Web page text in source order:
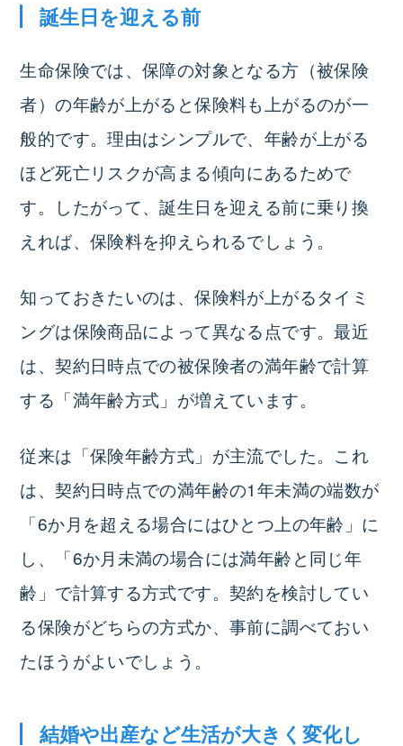
誕生日を迎える前
生命保険では、保障の対象となる方（被保険
者）の年齢が上がると保険料も上がるのが一
般的です。理由はシンプルで、年齢が上がる
ほど死亡リスクが高まる傾向にあるためで
す。したがって、誕生日を迎える前に乗り換
えれば、保険料を抑えられるでしょう。
知っておきたいのは、保険料が上がるタイミ
ングは保険商品によって異なる点です。最近
は、契約日時点での被保険者の満年齢で計算
する「満年齢方式」が増えています。
従来は「保険年齢方式」が主流でした。これ
は、契約日時点での満年齢の1年未満の端数が
「6か月を超える場合にはひとつ上の年齢」に
し、「6か月未満の場合には満年齢と同じ年
齢」で計算する方式です。契約を検討してい
る保険がどちらの方式か、事前に調べておい
たほうがよいでしょう。
結婚や出産など生活が大きく変化し